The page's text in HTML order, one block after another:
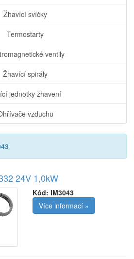
Žhavící svíčky
Termostarty
ventily
Žhavící spirály
jednotky žhavení
vzduchu
24V 1,0kW
Kód: IM3043
Více informací »